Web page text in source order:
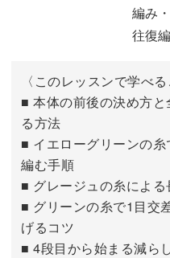
3段目の途中で糸がな
編み
往復
〈このレッスンで学べる
■ 本体の前後の決め方
る方法
■ イエローグリーンの
編む手順
■ グレージュの糸によ
■ グリーンの糸で1目交
げるコツ
■ 4段目から始まる減ら